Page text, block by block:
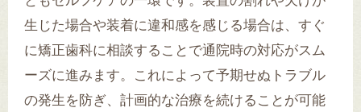
生じた場合や装着に違和感を感じる場合は、すぐ
に矯正歯科に相談することで通院時の対応がスム
ーズに進みます。これによって予期せぬトラブル
の発生を防ぎ、計画的な治療を続けることが可能